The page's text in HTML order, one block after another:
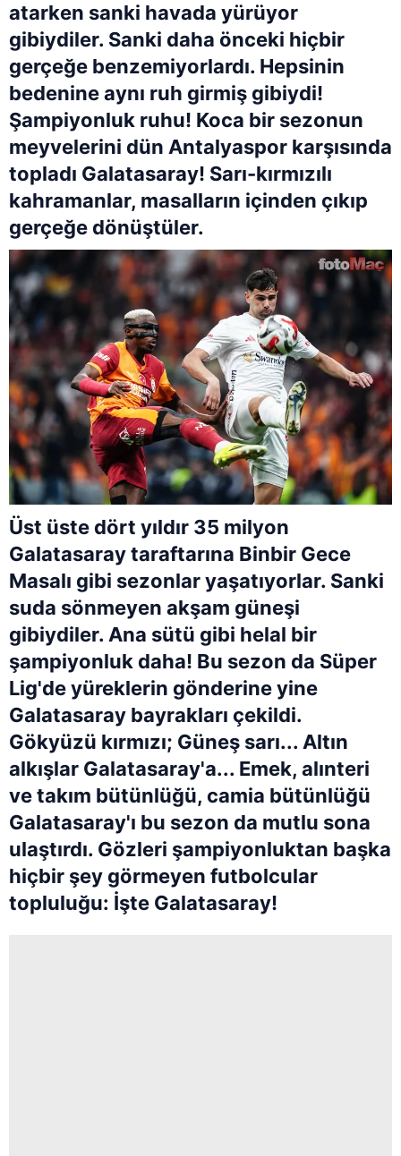
atarken sanki havada yürüyor
gibiydiler. Sanki daha önceki hiçbir
gerçeğe benzemiyorlardı. Hepsinin
bedenine aynı ruh girmiş gibiydi!
Şampiyonluk ruhu! Koca bir sezonun
meyvelerini dün Antalyaspor karşısında
topladı Galatasaray! Sarı-kırmızılı
kahramanlar, masalların içinden çıkıp
gerçeğe dönüştüler.
Üst üste dört yıldır 35 milyon
Galatasaray taraftarına Binbir Gece
Masalı gibi sezonlar yaşatıyorlar. Sanki
suda sönmeyen akşam güneşi
gibiydiler. Ana sütü gibi helal bir
şampiyonluk daha! Bu sezon da Süper
Lig'de yüreklerin gönderine yine
Galatasaray bayrakları çekildi.
Gökyüzü kırmızı; Güneş sarı... Altın
alkışlar Galatasaray'a... Emek, alınteri
ve takım bütünlüğü, camia bütünlüğü
Galatasaray'ı bu sezon da mutlu sona
ulaştırdı. Gözleri şampiyonluktan başka
hiçbir şey görmeyen futbolcular
topluluğu: İşte Galatasaray!